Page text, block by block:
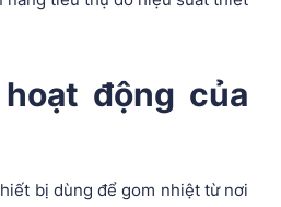
động của
bị dùng để gom nhiệt từ nơi